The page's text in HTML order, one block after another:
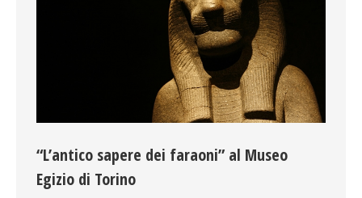
“L’antico sapere dei faraoni” al Museo
Egizio di Torino